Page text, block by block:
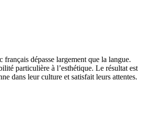
dépasse largement que la langue.
particulière à l’esthétique. Le résultat est
dans leur culture et satisfait leurs attentes.